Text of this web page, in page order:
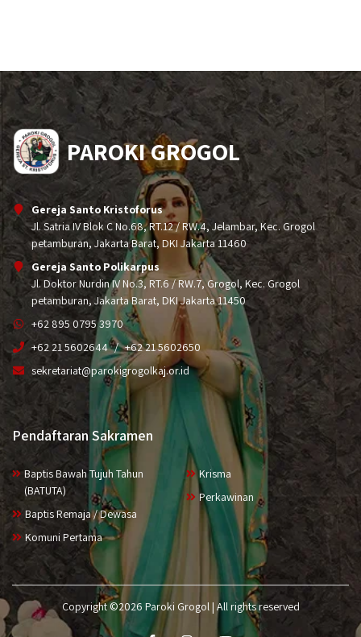
PAROKI GROGOL
Gereja Santo Kristoforus
Jl. Satria IV Blok C No.68, RT.12 / RW.4, Jelambar, Kec. Grogol
petamburan, Jakarta Barat, DKI Jakarta 11460
Gereja Santo Polikarpus
Jl. Doktor Nurdin IV No.3, RT.6 / RW.7, Grogol, Kec. Grogol
petamburan, Jakarta Barat, DKI Jakarta 11450
+62 895 0795 3970
+62 21 5602644
+62 21 5602650
sekretariat@parokigrogolkaj.or.id
Pendaftaran Sakramen
Baptis Bawah Tujuh Tahun
(BATUTA)
Baptis Remaja / Dewasa
Komuni Pertama
Krisma
Perkawinan
Copyright ©2026 Paroki Grogol | All rights reserved